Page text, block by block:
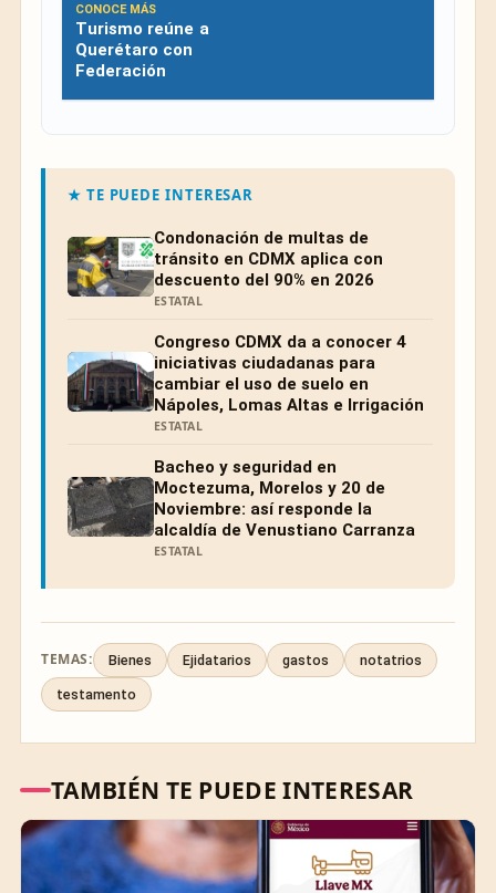
CONOCE MÁS
Turismo reúne a
Querétaro con
Federación
★ TE PUEDE INTERESAR
Condonación de multas de
tránsito en CDMX aplica con
descuento del 90% en 2026
ESTATAL
Congreso CDMX da a conocer 4
iniciativas ciudadanas para
cambiar el uso de suelo en
Nápoles, Lomas Altas e Irrigación
ESTATAL
Bacheo y seguridad en
Moctezuma, Morelos y 20 de
Noviembre: así responde la
alcaldía de Venustiano Carranza
ESTATAL
TEMAS: Bienes Ejidatarios gastos notatrios
testamento
TAMBIÉN TE PUEDE INTERESAR